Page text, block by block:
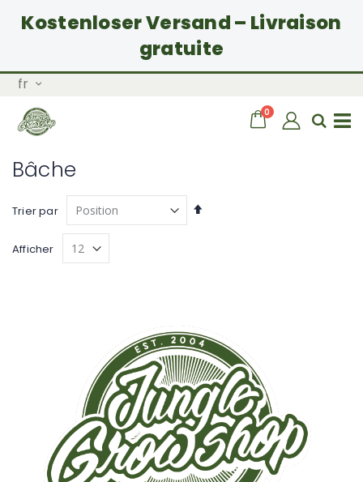
Kostenloser Versand – Livraison
gratuite
Allez
contenu
Langue
fr
Chariot
0 articles
Bâche
Trier par
Par
Afficher